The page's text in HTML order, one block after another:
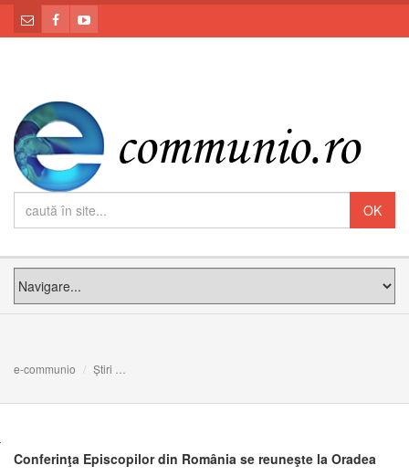
e-communio Știri
Conferinţa Episcopilor din România se reuneşte la Oradea